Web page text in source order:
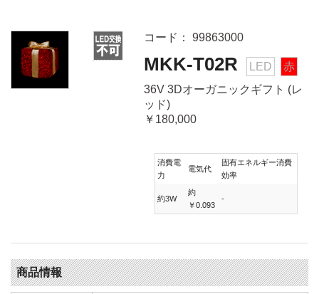
コード： 99863000
MKK-T02R LED
赤
36V 3Dオーガニックギフト (レ
ッド)
￥180,000
消費電
力
電気代
固有エネルギー消費
効率
約3W
約
￥0.093
-
商品情報